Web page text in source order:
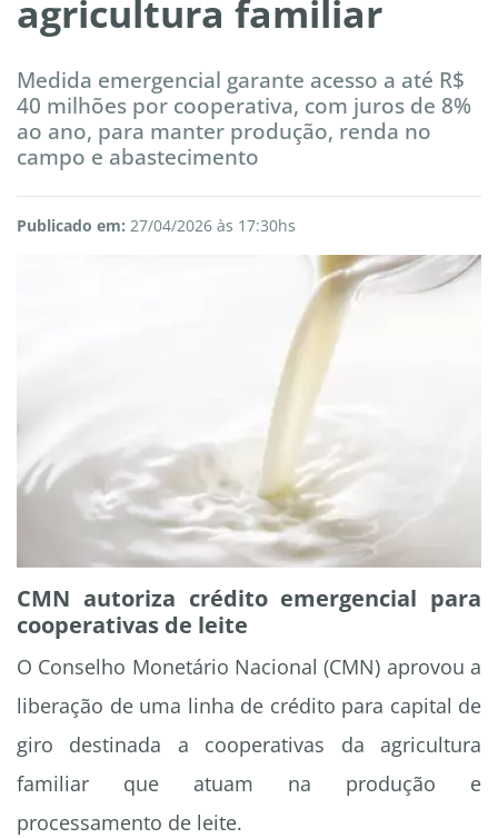
agricultura familiar
Medida emergencial garante acesso a até R$
40 milhões por cooperativa, com juros de 8%
ao ano, para manter produção, renda no
campo e abastecimento
Publicado em: 27/04/2026 às 17:30hs
CMN autoriza crédito emergencial para
cooperativas de leite
O Conselho Monetário Nacional (CMN) aprovou a
liberação de uma linha de crédito para capital de
giro destinada a cooperativas da agricultura
familiar que atuam na produção e
processamento de leite.